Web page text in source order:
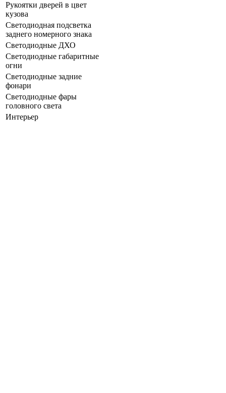
Рукоятки дверей в цвет
кузова
Светодиодная подсветка
заднего номерного знака
Светодиодные ДХО
Светодиодные габаритные
огни
Светодиодные задние
фонари
Светодиодные фары
головного света
Интерьер